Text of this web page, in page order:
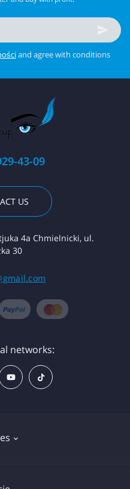
and agree with conditions
43-09
US
4a Chmielnicki, ul.
30
networks: